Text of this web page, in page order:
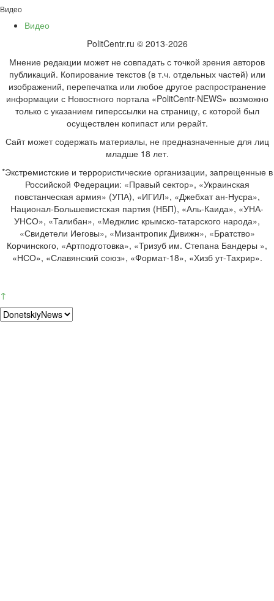
Видео
Видео
PolitCentr.ru © 2013-2026
Мнение редакции может не совпадать с точкой зрения авторов
публикаций. Копирование текстов (в т.ч. отдельных частей) или
изображений, перепечатка или любое другое распространение
информации с Новостного портала «PolitCentr-NEWS» возможно
только с указанием гиперссылки на страницу, с которой был
осуществлен копипаст или рерайт.
Сайт может содержать материалы, не предназначенные для лиц
младше 18 лет.
*Экстремистские и террористические организации, запрещенные в
Российской Федерации: «Правый сектор», «Украинская
повстанческая армия» (УПА), «ИГИЛ», «Джебхат ан-Нусра»,
Национал-Большевистская партия (НБП), «Аль-Каида», «УНА-
УНСО», «Талибан», «Меджлис крымско-татарского народа»,
«Свидетели Иеговы», «Мизантропик Дивижн», «Братство»
Корчинского, «Артподготовка», «Тризуб им. Степана Бандеры »,
«НСО», «Славянский союз», «Формат-18», «Хизб ут-Тахрир».
↑